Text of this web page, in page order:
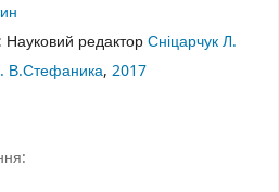
Науковий редакторСніцарчук Л.
В.Стефаника, 2017